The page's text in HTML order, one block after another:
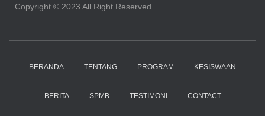
Copyright ©️ 2023 All Right Reserved
BERANDA TENTANG PROGRAM KESISWAAN
BERITA SPMB TESTIMONI CONTACT